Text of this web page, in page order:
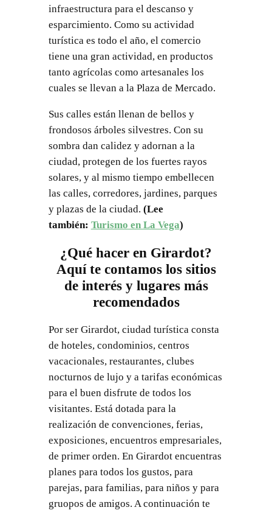
infraestructura para el descanso y
esparcimiento. Como su actividad
turística es todo el año, el comercio
tiene una gran actividad, en productos
tanto agrícolas como artesanales los
cuales se llevan a la Plaza de Mercado.
Sus calles están llenan de bellos y
frondosos árboles silvestres. Con su
sombra dan calidez y adornan a la
ciudad, protegen de los fuertes rayos
solares, y al mismo tiempo embellecen
las calles, corredores, jardines, parques
y plazas de la ciudad. (Lee
también: Turismo en La Vega)
¿Qué hacer en Girardot?
Aquí te contamos los sitios
de interés y lugares más
recomendados
Por ser Girardot, ciudad turística consta
de hoteles, condominios, centros
vacacionales, restaurantes, clubes
nocturnos de lujo y a tarifas económicas
para el buen disfrute de todos los
visitantes. Está dotada para la
realización de convenciones, ferias,
exposiciones, encuentros empresariales,
de primer orden. En Girardot encuentras
planes para todos los gustos, para
parejas, para familias, para niños y para
gruopos de amigos. A continuación te